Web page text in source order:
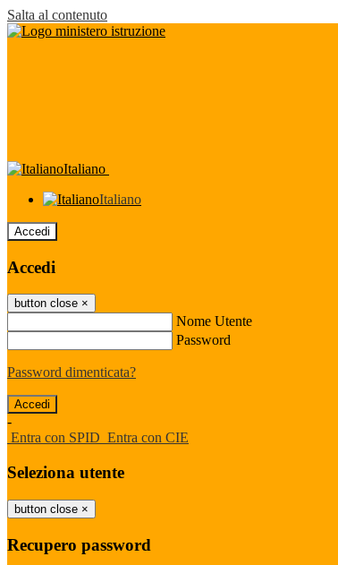
Salta al contenuto
Italiano
Italiano
Accedi
Accedi
button close ×
Nome Utente
Password
Password dimenticata?
-
Entra con SPID Entra con CIE
Seleziona utente
button close ×
Recupero password